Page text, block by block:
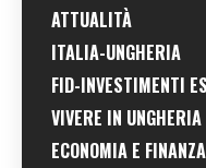
ATTUALITÀ
ITALIA-UNGHERIA
FID-INVESTIMENTI
VIVERE IN UNGHERIA
ECONOMIA E FINANZA